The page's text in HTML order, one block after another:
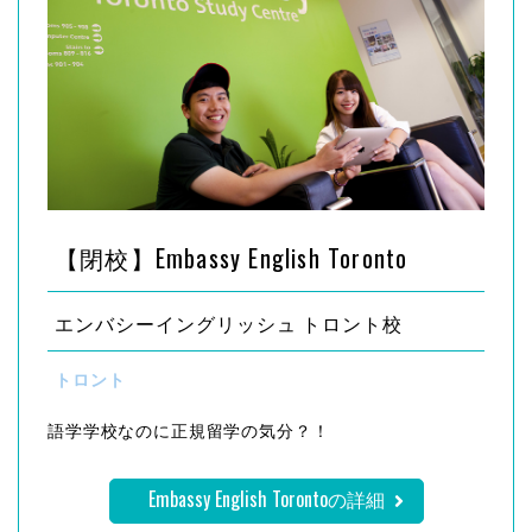
【閉校】Embassy English Toronto
エンバシーイングリッシュ トロント校
トロント
語学学校なのに正規留学の気分？！
Embassy English Torontoの詳細